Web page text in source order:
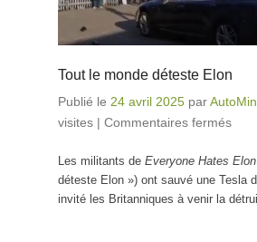
Tout le monde déteste Elon
Publié le 24 avril 2025 par
visites | Commentaires fermés
Les militants de Everyone Hates Elon
déteste Elon ») ont sauvé une Tesla
invité les Britanniques à venir la